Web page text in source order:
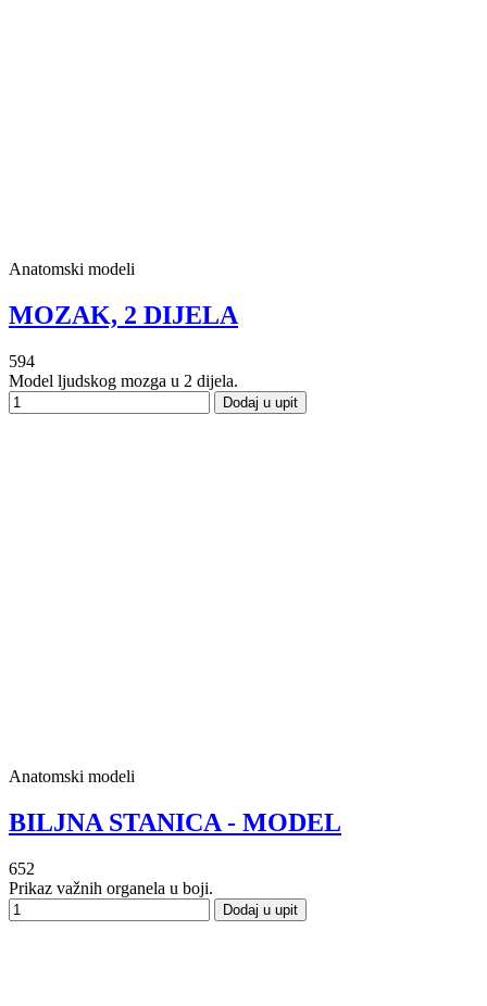
Anatomski modeli
MOZAK, 2 DIJELA
594
Model ljudskog mozga u 2 dijela.
Dodaj u upit
Anatomski modeli
BILJNA STANICA - MODEL
652
Prikaz važnih organela u boji.
Dodaj u upit